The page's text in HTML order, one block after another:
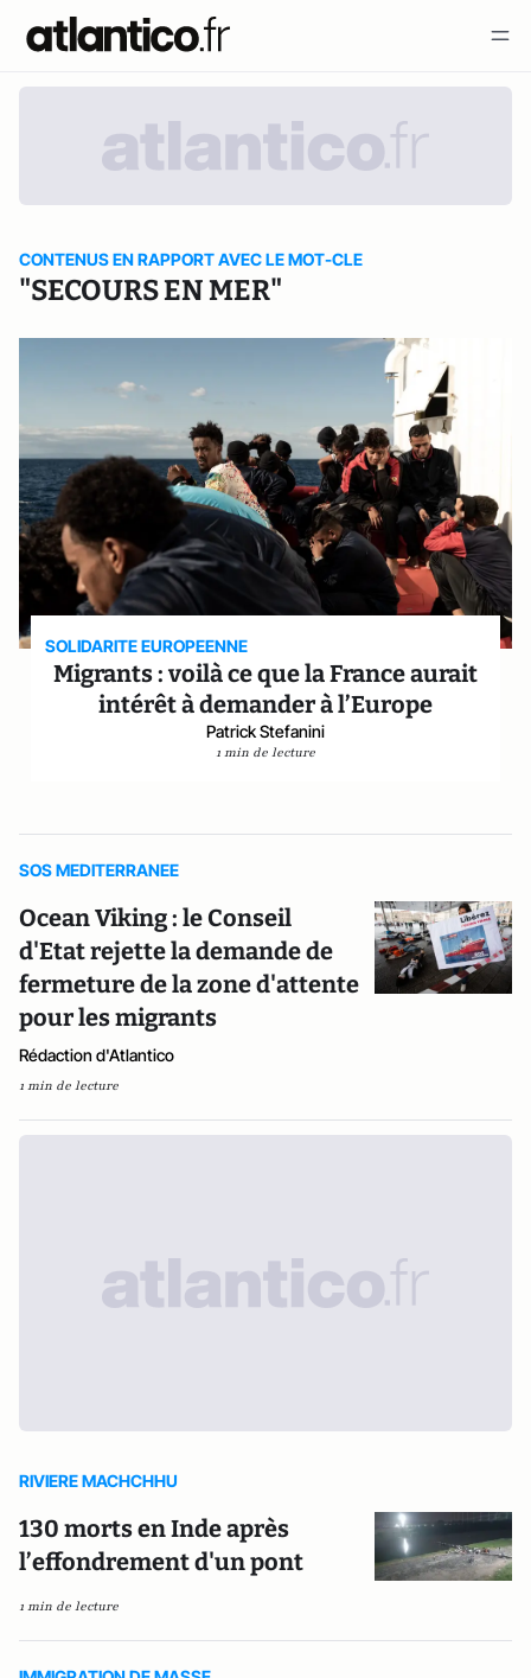
CONTENUS EN RAPPORT AVEC LE MOT-CLE
"SECOURS EN MER"
SOLIDARITE EUROPEENNE
Migrants : voilà ce que la France aurait
intérêt à demander à l’Europe
Patrick Stefanini
1 min de lecture
SOS MEDITERRANEE
Ocean Viking : le Conseil
d'Etat rejette la demande de
fermeture de la zone d'attente
pour les migrants
Rédaction d'Atlantico
1 min de lecture
RIVIERE MACHCHHU
130 morts en Inde après
l’effondrement d'un pont
1 min de lecture